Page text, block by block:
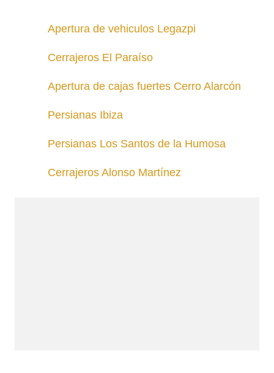
Apertura de vehiculos Legazpi
Cerrajeros El Paraíso
Apertura de cajas fuertes Cerro Alarcón
Persianas Ibiza
Persianas Los Santos de la Humosa
Cerrajeros Alonso Martínez